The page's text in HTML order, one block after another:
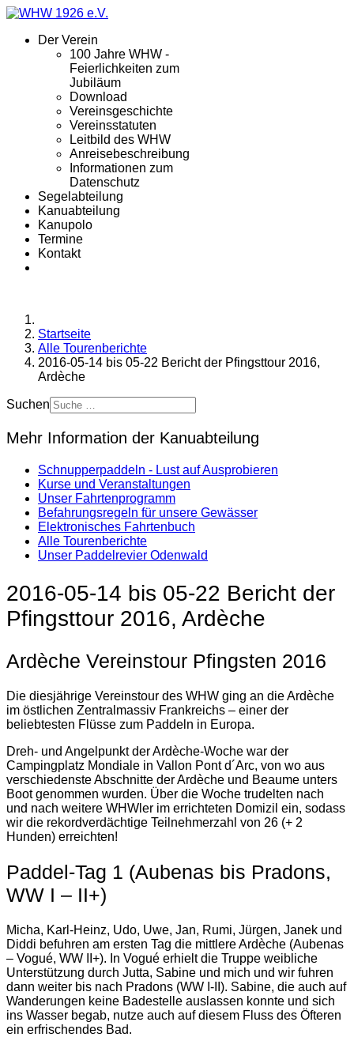
Der Verein
100 Jahre WHW -
Feierlichkeiten zum
Jubiläum
Download
Vereinsgeschichte
Vereinsstatuten
Leitbild des WHW
Anreisebeschreibung
Informationen zum
Datenschutz
Segelabteilung
Kanuabteilung
Kanupolo
Termine
Kontakt
Startseite
Alle Tourenberichte
2016-05-14 bis 05-22 Bericht der Pfingsttour 2016,
Ardèche
Suchen
Mehr Information der Kanuabteilung
Schnupperpaddeln - Lust auf Ausprobieren
Kurse und Veranstaltungen
Unser Fahrtenprogramm
Befahrungsregeln für unsere Gewässer
Elektronisches Fahrtenbuch
Alle Tourenberichte
Unser Paddelrevier Odenwald
2016-05-14 bis 05-22 Bericht der
Pfingsttour 2016, Ardèche
Ardèche Vereinstour Pfingsten 2016
Die diesjährige Vereinstour des WHW ging an die Ardèche
im östlichen Zentralmassiv Frankreichs – einer der
beliebtesten Flüsse zum Paddeln in Europa.
Dreh- und Angelpunkt der Ardèche-Woche war der
Campingplatz Mondiale in Vallon Pont d´Arc, von wo aus
verschiedenste Abschnitte der Ardèche und Beaume unters
Boot genommen wurden. Über die Woche trudelten nach
und nach weitere WHWler im errichteten Domizil ein, sodass
wir die rekordverdächtige Teilnehmerzahl von 26 (+ 2
Hunden) erreichten!
Paddel-Tag 1 (Aubenas bis Pradons,
WW I – II+)
Micha, Karl-Heinz, Udo, Uwe, Jan, Rumi, Jürgen, Janek und
Diddi befuhren am ersten Tag die mittlere Ardèche (Aubenas
– Vogué, WW II+). In Vogué erhielt die Truppe weibliche
Unterstützung durch Jutta, Sabine und mich und wir fuhren
dann weiter bis nach Pradons (WW I-II). Sabine, die auch auf
Wanderungen keine Badestelle auslassen konnte und sich
ins Wasser begab, nutze auch auf diesem Fluss des Öfteren
ein erfrischendes Bad.